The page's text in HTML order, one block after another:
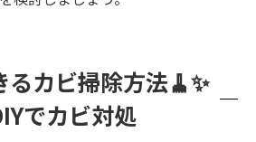
るカビ掃除方法🧹✨
でカビ対処